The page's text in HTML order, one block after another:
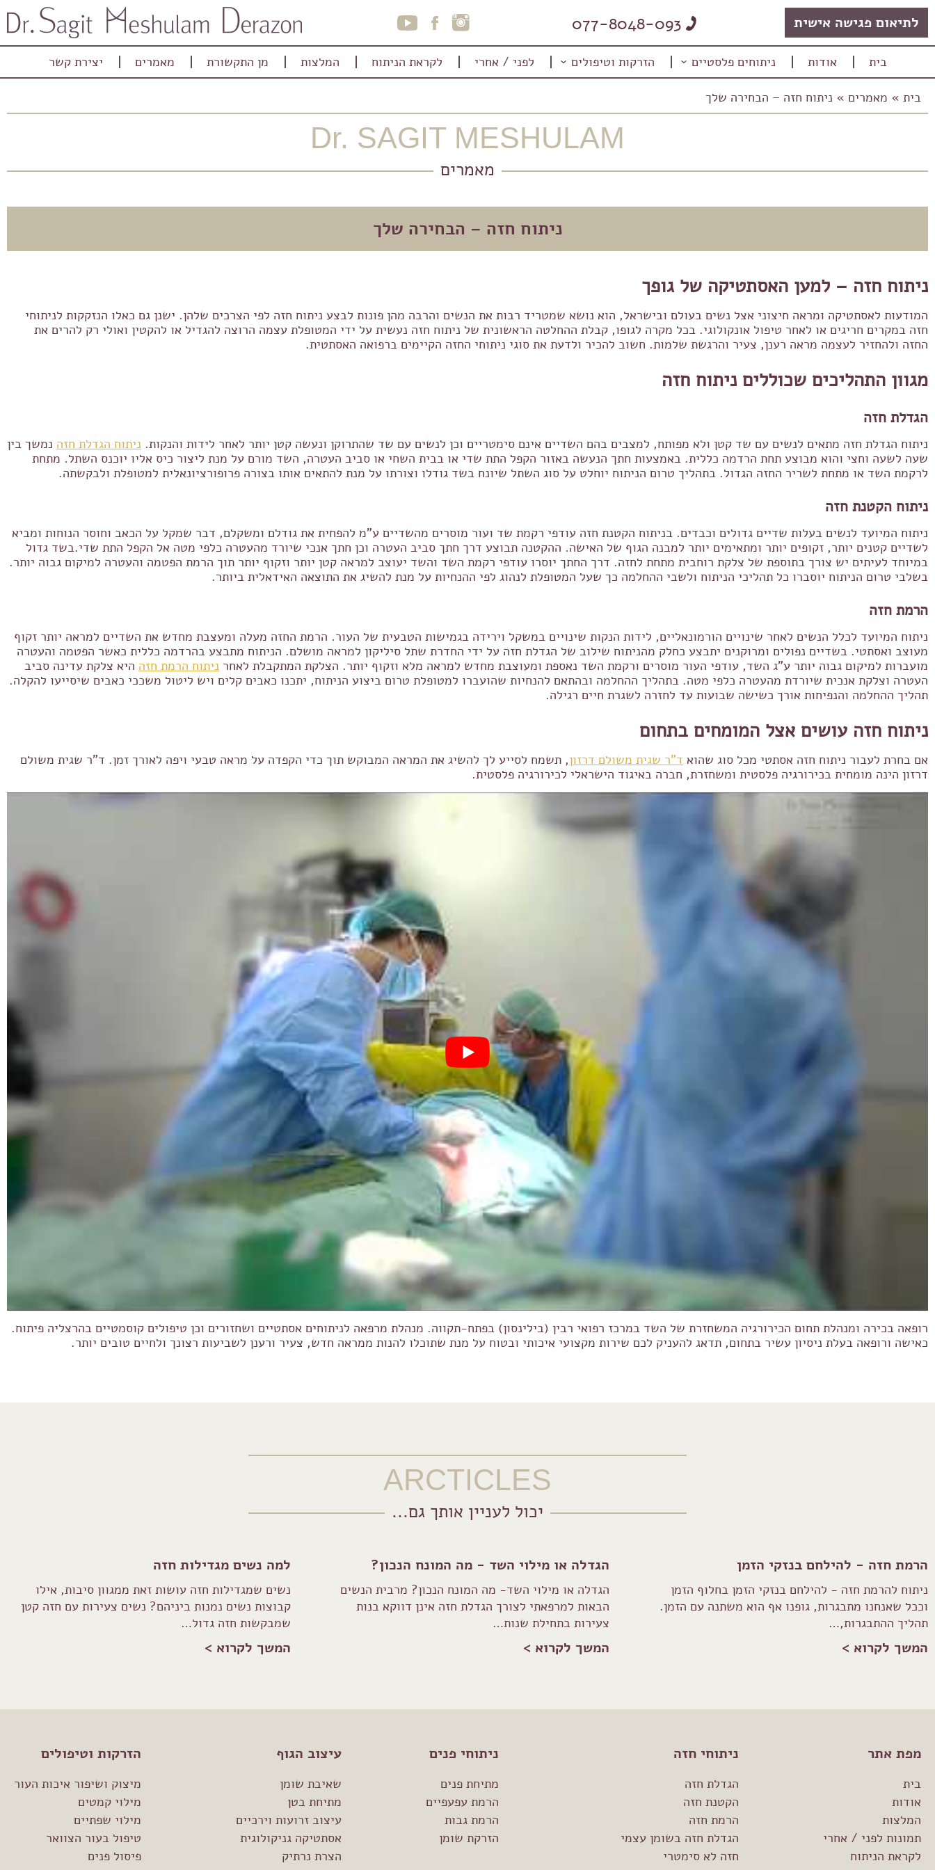
לתיאום פגישה אישית 077-8048-093
בית אודות ניתוחים פלסטיים הזרקות וטיפולים לפני / אחרי לקראת הניתוח המלצות מן התקשורת מאמרים יצירת קשר
בית » מאמרים » ניתוח חזה – הבחירה שלך
Dr. SAGIT MESHULAM
מאמרים
ניתוח חזה – הבחירה שלך
ניתוח חזה – למען האסתטיקה של גופך
המודעות לאסתטיקה ומראה חיצוני אצל נשים בעולם ובישראל, הוא נושא שמטריד רבות את הנשים והרבה מהן פונות לבצע ניתוח חזה לפי הצרכים שלהן. ישנן גם כאלו הנזקקות לניתוחי
חזה במקרים חריגים או לאחר טיפול אונקולוגי. בכל מקרה לגופו, קבלת ההחלטה הראשונית של ניתוח חזה נעשית על ידי המטופלת עצמה הרוצה להגדיל או להקטין ואולי רק להרים את
החזה ולהחזיר לעצמה מראה רענן, צעיר והרגשת שלמות. חשוב להכיר ולדעת את סוגי ניתוחי החזה הקיימים ברפואה האסתטית.
מגוון התהליכים שכוללים ניתוח חזה
הגדלת חזה
ניתוח הגדלת חזה מתאים לנשים עם שד קטן ולא מפותח, למצבים בהם השדיים אינם סימטריים וכן לנשים עם שד שהתרוקן ונעשה קטן יותר לאחר לידות והנקות. ניתוח הגדלת חזה נמשך בין
שעה לשעה וחצי והוא מבוצע תחת הרדמה כללית. באמצעות חתך הנעשה באזור הקפל התת שדי או בבית השחי או סביב העטרה, השד מורם על מנת ליצור כיס אליו יוכנס השתל. מתחת
לרקמת השד או מתחת לשריר החזה הגדול. בתהליך טרום הניתוח יוחלט על סוג השתל שיונח בשד גודלו וצורתו על מנת להתאים אותו בצורה פרופורציונאלית למטופלת ולבקשתה.
ניתוח הקטנת חזה
ניתוח המיועד לנשים בעלות שדיים גדולים וכבדים. בניתוח הקטנת חזה עודפי רקמת שד ועור מוסרים מהשדיים ע"מ להפחית את גודלם ומשקלם, דבר שמקל על הכאב וחוסר הנוחות ומביא
לשדיים קטנים יותר, זקופים יותר ומתאימים יותר למבנה הגוף של האישה. ההקטנה תבוצע דרך חתך סביב העטרה וכן חתך אנכי שיורד מהעטרה כלפי מטה אל הקפל התת שדי.בשד גדול
במיוחד לעיתים יש צורך בתוספת של צלקת רוחבית מתחת לחזה. דרך החתך יוסרו עודפי רקמת השד והשד יעוצב למראה קטן יותר וזקוף יותר תוך הרמת הפטמה והעטרה למיקום גבוה יותר.
בשלבי טרום הניתוח יוסברו כל תהליכי הניתוח ולשבי ההחלמה כך שעל המטופלת לנהוג לפי ההנחיות על מנת להשיג את התוצאה האידאלית ביותר.
הרמת חזה
ניתוח המיועד לכלל הנשים לאחר שינויים הורמונאליים, לידות הנקות שינויים במשקל וירידה בגמישות הטבעית של העור. הרמת החזה מעלה ומעצבת מחדש את השדיים למראה יותר זקוף
מעוצב ואסתטי. בשדיים נפולים ומרוקנים יתבצע כחלק מהניתוח שילוב של הגדלת חזה על ידי החדרת שתל סיליקון למראה מושלם. הניתוח מתבצע בהרדמה כללית כאשר הפטמה והעטרה
מועברות למיקום גבוה יותר ע"ג השד, עודפי העור מוסרים ורקמת השד נאספת ומעוצבת מחדש למראה מלא וזקוף יותר. הצלקת המתקבלת לאחר ניתוח הרמת חזה היא צלקת עדינה סביב
העטרה וצלקת אנכית שיורדת מהעטרה כלפי מטה. בתהליך ההחלמה ובהתאם להנחיות שהועברו למטופלת טרום ביצוע הניתוח, יתכנו כאבים קלים ויש ליטול משככי כאבים שיסייעו להקלה.
תהליך ההחלמה והנפיחות אורך כשישה שבועות עד לחזרה לשגרת חיים רגילה.
ניתוח חזה עושים אצל המומחים בתחום
אם בחרת לעבור ניתוח חזה אסתטי מכל סוג שהוא ד"ר שגית משולם דרזון, תשמח לסייע לך להשיג את המראה המבוקש תוך כדי הקפדה על מראה טבעי ויפה לאורך זמן. ד"ר שגית משולם
דרזון הינה מומחית בכירורגיה פלסטית ומשחזרת, חברה באיגוד הישראלי לכירורגיה פלסטית.
רופאה בכירה ומנהלת תחום הכירורגיה המשחזרת של השד במרכז רפואי רבין (בילינסון) בפתח-תקווה. מנהלת מרפאה לניתוחים אסתטיים ושחזורים וכן טיפולים קוסמטיים בהרצליה פיתוח.
כאישה ורופאה בעלת ניסיון עשיר בתחום, תדאג להעניק לכם שירות מקצועי איכותי ובטוח על מנת שתוכלו להנות ממראה חדש, צעיר ורענן לשביעות רצונך ולחיים טובים יותר.
ARCTICLES
יכול לעניין אותך גם...
הרמת חזה - להילחם בנזקי הזמן
ניתוח להרמת חזה - להילחם בנזקי הזמן בחלוף הזמן
וככל שאנחנו מתבגרות, גופנו אף הוא משתנה עם הזמן.
תהליך ההתבגרות,…
המשך לקרוא >
הגדלה או מילוי השד - מה המונח הנכון?
הגדלה או מילוי השד- מה המונח הנכון? מרבית הנשים
הבאות למרפאתי לצורך הגדלת חזה אינן דווקא בנות
צעירות בתחילת שנות…
המשך לקרוא >
למה נשים מגדילות חזה
נשים שמגדילות חזה עושות זאת ממגוון סיבות, אילו
קבוצות נשים נמנות ביניהם? נשים צעירות עם חזה קטן
שמבקשות חזה גדול…
המשך לקרוא >
מפת אתר
בית
אודות
המלצות
תמונות לפני / אחרי
לקראת הניתוח
ניתוחי חזה
הגדלת חזה
הקטנת חזה
הרמת חזה
הגדלת חזה בשומן עצמי
חזה לא סימטרי
ניתוחי פנים
מתיחת פנים
הרמת עפעפיים
הרמת גבות
הזרקת שומן
עיצוב הגוף
שאיבת שומן
מתיחת בטן
עיצוב זרועות וירכיים
אסתטיקה גניקולוגית
הצרת נרתיק
הזרקות וטיפולים
מיצוק ושיפור איכות העור
מילוי קמטים
מילוי שפתיים
טיפול בעור הצוואר
פיסול פנים